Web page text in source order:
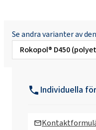
Se andra varianter av
Rokopol® D450
Individuella